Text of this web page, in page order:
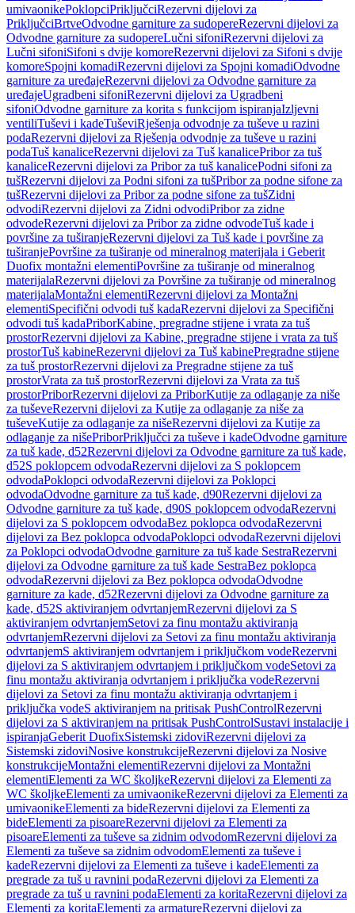
umivaonikePoklopciPriključciRezervni dijelovi za
PriključciBrtveOdvodne garniture za sudopereRezervni dijelovi za
Odvodne garniture za sudopereLučni sifoniRezervni dijelovi za
Lučni sifoniSifoni s dvije komoreRezervni dijelovi za Sifoni s dvije
komoreSpojni komadiRezervni dijelovi za Spojni komadiOdvodne
garniture za uređajeRezervni dijelovi za Odvodne garniture za
uređajeUgradbeni sifoniRezervni dijelovi za Ugradbeni
sifoniOdvodne garniture za korita s funkcijom ispiranjaIzljevni
ventiliTuševi i kadeTuševiRješenja odvodnje za tuševe u razini
podaRezervni dijelovi za Rješenja odvodnje za tuševe u razini
podaTuš kanaliceRezervni dijelovi za Tuš kanalicePribor za tuš
kanaliceRezervni dijelovi za Pribor za tuš kanalicePodni sifoni za
tušRezervni dijelovi za Podni sifoni za tušPribor za podne sifone za
tušRezervni dijelovi za Pribor za podne sifone za tušZidni
odvodiRezervni dijelovi za Zidni odvodiPribor za zidne
odvodeRezervni dijelovi za Pribor za zidne odvodeTuš kade i
površine za tuširanjeRezervni dijelovi za Tuš kade i površine za
tuširanjePovršine za tuširanje od mineralnog materijala i Geberit
Duofix montažni elementiPovršine za tuširanje od mineralnog
materijalaRezervni dijelovi za Površine za tuširanje od mineralnog
materijalaMontažni elementiRezervni dijelovi za Montažni
elementiSpecifični odvodi tuš kadaRezervni dijelovi za Specifični
odvodi tuš kadaPriborKabine, pregradne stijene i vrata za tuš
prostorRezervni dijelovi za Kabine, pregradne stijene i vrata za tuš
prostorTuš kabineRezervni dijelovi za Tuš kabinePregradne stijene
za tuš prostorRezervni dijelovi za Pregradne stijene za tuš
prostorVrata za tuš prostorRezervni dijelovi za Vrata za tuš
prostorPriborRezervni dijelovi za PriborKutije za odlaganje za niše
za tuševeRezervni dijelovi za Kutije za odlaganje za niše za
tuševeKutije za odlaganje za nišeRezervni dijelovi za Kutije za
odlaganje za nišePriborPriključci za tuševe i kadeOdvodne garniture
za tuš kade, d52Rezervni dijelovi za Odvodne garniture za tuš kade,
d52S poklopcem odvodaRezervni dijelovi za S poklopcem
odvodaPoklopci odvodaRezervni dijelovi za Poklopci
odvodaOdvodne garniture za tuš kade, d90Rezervni dijelovi za
Odvodne garniture za tuš kade, d90S poklopcem odvodaRezervni
dijelovi za S poklopcem odvodaBez poklopca odvodaRezervni
dijelovi za Bez poklopca odvodaPoklopci odvodaRezervni dijelovi
za Poklopci odvodaOdvodne garniture za tuš kade SestraRezervni
dijelovi za Odvodne garniture za tuš kade SestraBez poklopca
odvodaRezervni dijelovi za Bez poklopca odvodaOdvodne
garniture za kade, d52Rezervni dijelovi za Odvodne garniture za
kade, d52S aktiviranjem odvrtanjemRezervni dijelovi za S
aktiviranjem odvrtanjemSetovi za finu montažu aktiviranja
odvrtanjemRezervni dijelovi za Setovi za finu montažu aktiviranja
odvrtanjemS aktiviranjem odvrtanjem i priključkom vodeRezervni
dijelovi za S aktiviranjem odvrtanjem i priključkom vodeSetovi za
finu montažu aktiviranja odvrtanjem i priključka vodeRezervni
dijelovi za Setovi za finu montažu aktiviranja odvrtanjem i
priključka vodeS aktiviranjem na pritisak PushControlRezervni
dijelovi za S aktiviranjem na pritisak PushControlSustavi instalacije i
ispiranjaGeberit DuofixSistemski zidoviRezervni dijelovi za
Sistemski zidoviNosive konstrukcijeRezervni dijelovi za Nosive
konstrukcijeMontažni elementiRezervni dijelovi za Montažni
elementiElementi za WC školjkeRezervni dijelovi za Elementi za
WC školjkeElementi za umivaonikeRezervni dijelovi za Elementi za
umivaonikeElementi za bideRezervni dijelovi za Elementi za
bideElementi za pisoareRezervni dijelovi za Elementi za
pisoareElementi za tuševe sa zidnim odvodomRezervni dijelovi za
Elementi za tuševe sa zidnim odvodomElementi za tuševe i
kadeRezervni dijelovi za Elementi za tuševe i kadeElementi za
pregrade za tuš u ravnini podaRezervni dijelovi za Elementi za
pregrade za tuš u ravnini podaElementi za koritaRezervni dijelovi za
Elementi za koritaElementi za armatureRezervni dijelovi za